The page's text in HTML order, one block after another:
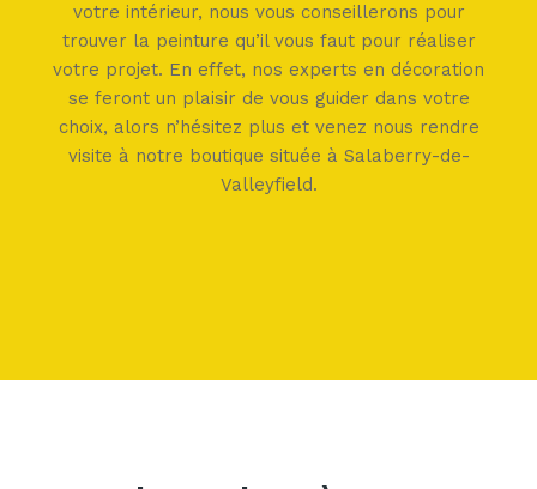
votre intérieur, nous vous conseillerons pour
trouver la peinture qu’il vous faut pour réaliser
votre projet. En effet, nos experts en décoration
se feront un plaisir de vous guider dans votre
choix, alors n’hésitez plus et venez nous rendre
visite à notre boutique située à Salaberry-de-
Valleyfield.